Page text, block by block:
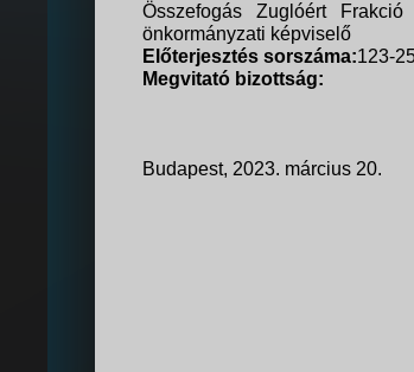
Összefogás Zuglóért
önkormányzati képviselő
Előterjesztés sorszáma:123-
Megvitató bizottság:
Budapest, 2023. március 20.